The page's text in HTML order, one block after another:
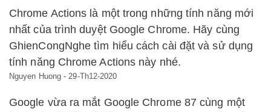
Chrome Actions là một trong những tính năng mới
nhất của trình duyệt Google Chrome. Hãy cùng
GhienCongNghe tìm hiểu cách cài đặt và sử dụng
tính năng Chrome Actions này nhé.
Nguyen Huong -29-Th12-2020
Google vừa ra mắt Google Chrome 87 cùng một